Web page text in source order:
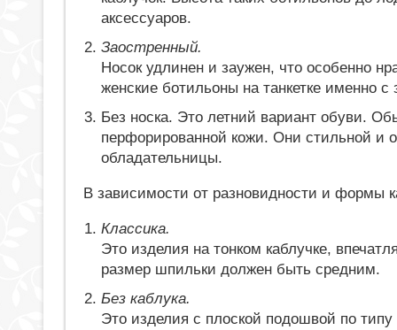
аксессуаров.
Заостренный.
Носок удлинен и заужен, что особенно
женские ботильоны на танкетке именно
Без носка. Это летний вариант обуви.
перфорированной кожи. Они стильной и
обладательницы.
В зависимости от разновидности и формы
Классика.
Это изделия на тонком каблучке,
размер шпильки должен быть средним.
Без каблука.
Это изделия с плоской подошвой по